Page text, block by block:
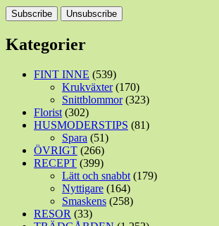
Kategorier
FINT INNE (539)
Krukväxter(170)
Snittblommor(323)
Florist (302)
HUSMODERSTIPS (81)
Spara (51)
ÖVRIGT (266)
RECEPT (399)
Lätt och snabbt (179)
Nyttigare (164)
Smaskens (258)
RESOR (33)